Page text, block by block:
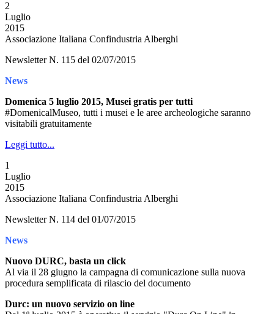
2
Luglio
2015
Associazione Italiana Confindustria Alberghi
Newsletter N. 115 del 02/07/2015
News
Domenica 5 luglio 2015, Musei gratis per tutti
#DomenicalMuseo, tutti i musei e le aree archeologiche saranno
visitabili gratuitamente
Leggi tutto...
1
Luglio
2015
Associazione Italiana Confindustria Alberghi
Newsletter N. 114 del 01/07/2015
News
Nuovo DURC, basta un click
Al via il 28 giugno la campagna di comunicazione sulla nuova
procedura semplificata di rilascio del documento
Durc: un nuovo servizio on line